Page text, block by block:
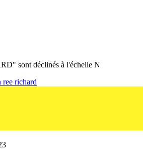
sont déclinés à l'échelle N